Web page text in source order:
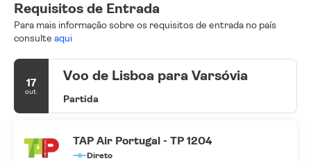
Requisitos de Entrada
Para mais informação sobre os requisitos de entrada no país
consulte aqui
17
out.
Voo de Lisboa para Varsóvia
Partida
TAP Air Portugal - TP 1204
Direto